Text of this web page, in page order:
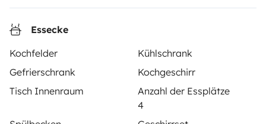
Essecke
Kochfelder
Kühlschrank
Gefrierschrank
Kochgeschirr
Tisch Innenraum
Anzahl der Essplätze
4
Instagram
X
WOHNMOBIL MIETEN